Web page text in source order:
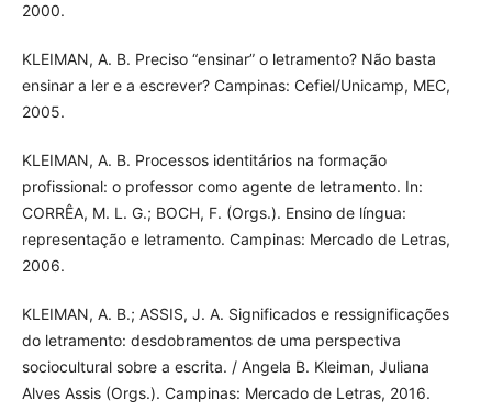
2000.
KLEIMAN, A. B. Preciso “ensinar” o letramento? Não basta
ensinar a ler e a escrever? Campinas: Cefiel/Unicamp, MEC,
2005.
KLEIMAN, A. B. Processos identitários na formação
profissional: o professor como agente de letramento. In:
CORRÊA, M. L. G.; BOCH, F. (Orgs.). Ensino de língua:
representação e letramento. Campinas: Mercado de Letras,
2006.
KLEIMAN, A. B.; ASSIS, J. A. Significados e ressignificações
do letramento: desdobramentos de uma perspectiva
sociocultural sobre a escrita. / Angela B. Kleiman, Juliana
Alves Assis (Orgs.). Campinas: Mercado de Letras, 2016.